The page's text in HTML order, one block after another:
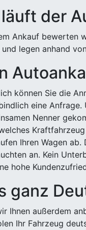
der
Ankauf bewerten
legen anhand
können Sie die
eine
Nenner
Ihren Wagen
an. Kein
hohe
ganz
Ihnen außerdem
Ihr Fahrzeug